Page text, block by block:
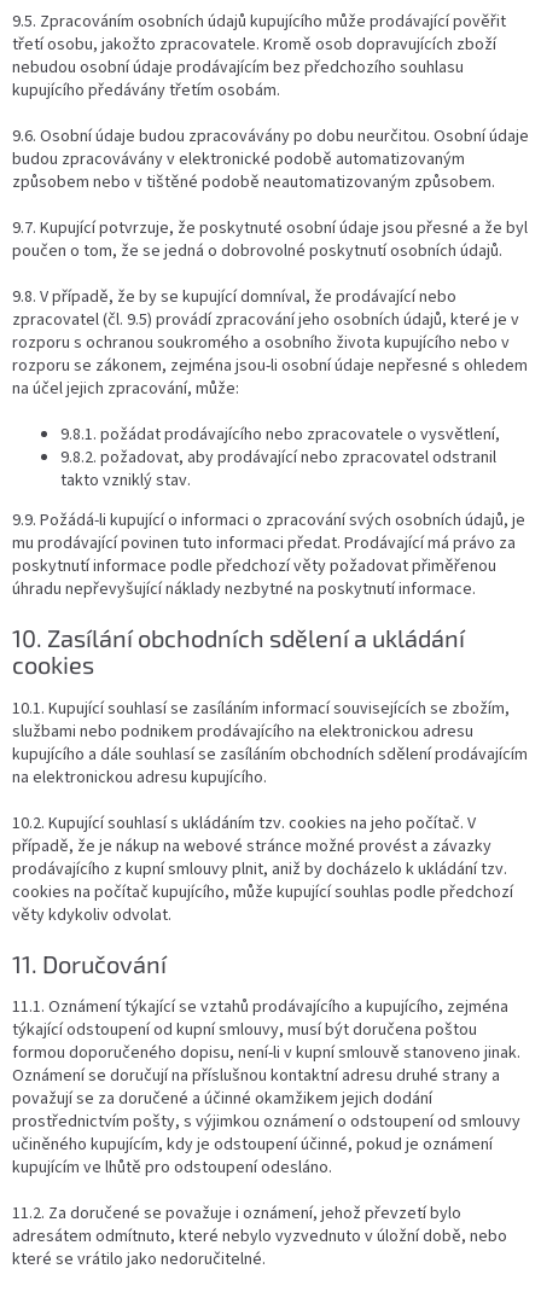
9.5. Zpracováním osobních údajů kupujícího může prodávající pověřit
třetí osobu, jakožto zpracovatele. Kromě osob dopravujících zboží
nebudou osobní údaje prodávajícím bez předchozího souhlasu
kupujícího předávány třetím osobám.
9.6. Osobní údaje budou zpracovávány po dobu neurčitou. Osobní údaje
budou zpracovávány v elektronické podobě automatizovaným
způsobem nebo v tištěné podobě neautomatizovaným způsobem.
9.7. Kupující potvrzuje, že poskytnuté osobní údaje jsou přesné a že byl
poučen o tom, že se jedná o dobrovolné poskytnutí osobních údajů.
9.8. V případě, že by se kupující domníval, že prodávající nebo
zpracovatel (čl. 9.5) provádí zpracování jeho osobních údajů, které je v
rozporu s ochranou soukromého a osobního života kupujícího nebo v
rozporu se zákonem, zejména jsou-li osobní údaje nepřesné s ohledem
na účel jejich zpracování, může:
9.8.1. požádat prodávajícího nebo zpracovatele o vysvětlení,
9.8.2. požadovat, aby prodávající nebo zpracovatel odstranil
takto vzniklý stav.
9.9. Požádá-li kupující o informaci o zpracování svých osobních údajů, je
mu prodávající povinen tuto informaci předat. Prodávající má právo za
poskytnutí informace podle předchozí věty požadovat přiměřenou
úhradu nepřevyšující náklady nezbytné na poskytnutí informace.
10. Zasílání obchodních sdělení a ukládání
cookies
10.1. Kupující souhlasí se zasíláním informací souvisejících se zbožím,
službami nebo podnikem prodávajícího na elektronickou adresu
kupujícího a dále souhlasí se zasíláním obchodních sdělení prodávajícím
na elektronickou adresu kupujícího.
10.2. Kupující souhlasí s ukládáním tzv. cookies na jeho počítač. V
případě, že je nákup na webové stránce možné provést a závazky
prodávajícího z kupní smlouvy plnit, aniž by docházelo k ukládání tzv.
cookies na počítač kupujícího, může kupující souhlas podle předchozí
věty kdykoliv odvolat.
11. Doručování
11.1. Oznámení týkající se vztahů prodávajícího a kupujícího, zejména
týkající odstoupení od kupní smlouvy, musí být doručena poštou
formou doporučeného dopisu, není-li v kupní smlouvě stanoveno jinak.
Oznámení se doručují na příslušnou kontaktní adresu druhé strany a
považují se za doručené a účinné okamžikem jejich dodání
prostřednictvím pošty, s výjimkou oznámení o odstoupení od smlouvy
učiněného kupujícím, kdy je odstoupení účinné, pokud je oznámení
kupujícím ve lhůtě pro odstoupení odesláno.
11.2. Za doručené se považuje i oznámení, jehož převzetí bylo
adresátem odmítnuto, které nebylo vyzvednuto v úložní době, nebo
které se vrátilo jako nedoručitelné.